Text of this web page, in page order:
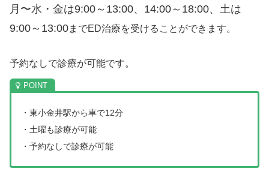
月〜水・金は9:00～13:00、14:00～18:00、土は
9:00～13:00までED治療を受けることができます。
予約なしで診療が可能です。
・東小金井駅から車で12分
・土曜も診療が可能
・予約なしで診療が可能